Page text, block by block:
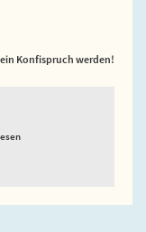
Konfispruch werden!